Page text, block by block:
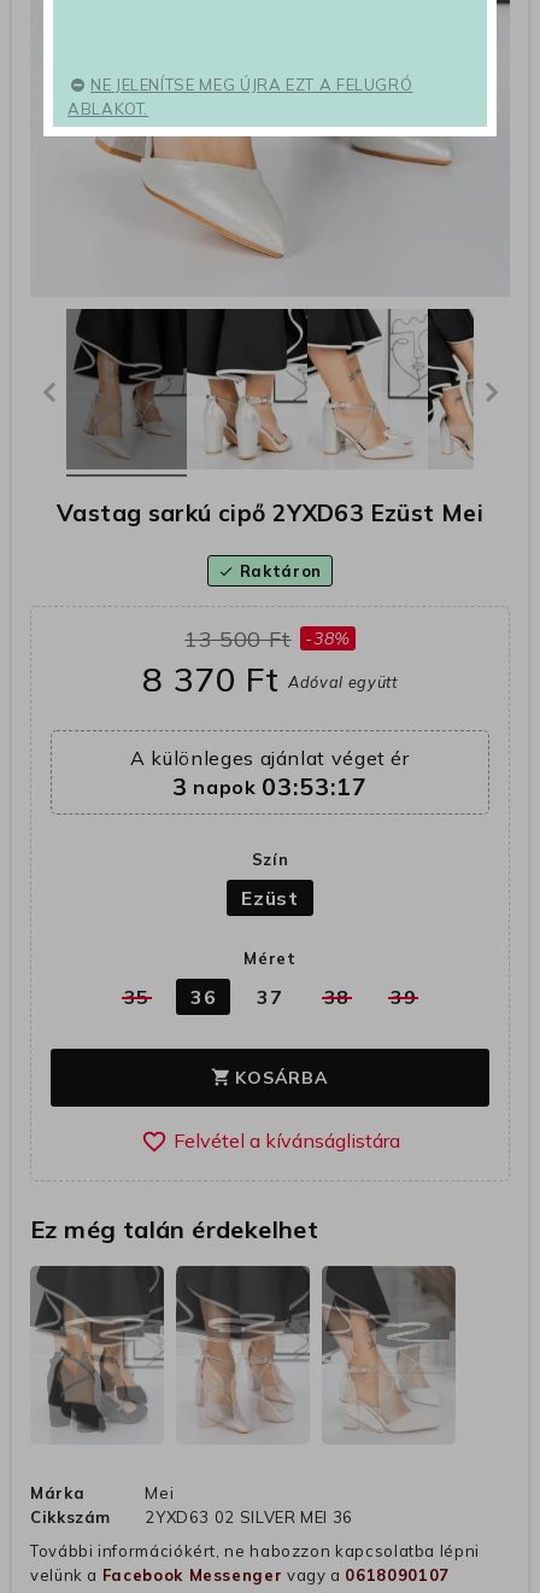
Vastag sarkú cipő 2YXD63 Ezüst Mei
check Raktáron
13 500 Ft -38%
8 370 FtAdóval együtt
A különleges ajánlat véget ér
3 napok 03:53:17
Szín
Ezüst
Méret
35 36 37 38 39
shopping_cart KOSÁRBA
favorite_border
Ez még talán érdekelhet
Márka
Mei
Cikkszám
2YXD63 02 SILVER MEI 36
További információkért, ne habozzon kapcsolatba lépni
velünk a Facebook Messenger vagy a 0618090107
NE JELENÍTSE MEG ÚJRA EZT A FELUGRÓ
ABLAKOT.